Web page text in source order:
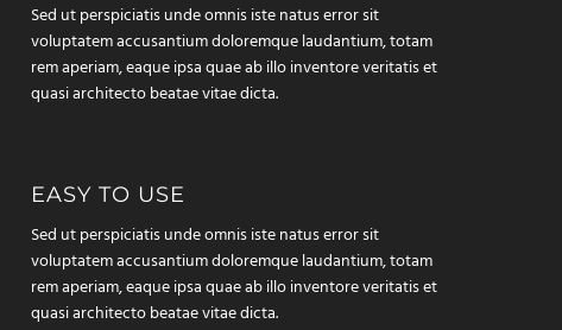
Sed ut perspiciatis unde omnis iste natus error sit
voluptatem accusantium doloremque laudantium, totam
rem aperiam, eaque ipsa quae ab illo inventore veritatis et
quasi architecto beatae vitae dicta.
EASY TO USE
Sed ut perspiciatis unde omnis iste natus error sit
voluptatem accusantium doloremque laudantium, totam
rem aperiam, eaque ipsa quae ab illo inventore veritatis et
quasi architecto beatae vitae dicta.